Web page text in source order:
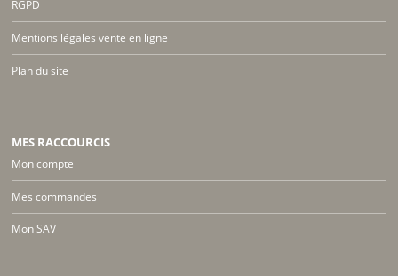
RGPD
Mentions légales vente en ligne
Plan du site
MES RACCOURCIS
Mon compte
Mes commandes
Mon SAV